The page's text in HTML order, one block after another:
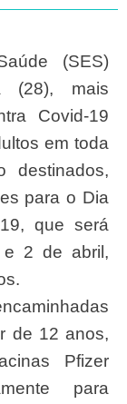
(SES)
(28), mais
Covid-19
em toda
destinados,
para o Dia
que será
e 2 de abril,
de 12 anos,
Pfizer
para